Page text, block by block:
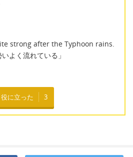
strong after the Typhoon rains.
よく流れている」
役に立った 3